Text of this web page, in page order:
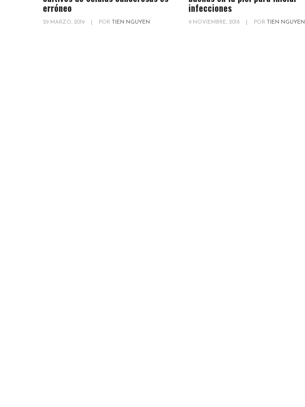
erróneo
29 MARZO, 2019 POR TIEN NGUYEN
infecciones
9 NOVIEMBRE, 2018 POR TIEN NGUYEN